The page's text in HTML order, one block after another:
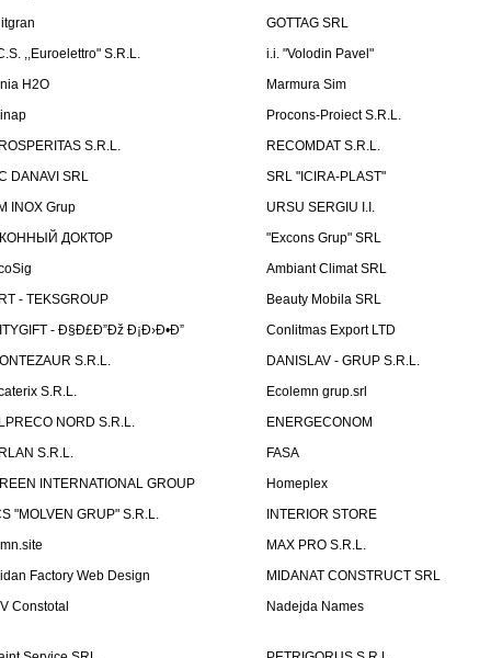
GOTTAG SRL
,,Euroelettro" S.R.L.
i.i. "Volodin Pavel"
H2O
Marmura Sim
Procons-Proiect S.R.L.
S.R.L.
RECOMDAT S.R.L.
DANAVI SRL
SRL "ICIRA-PLAST"
INOX Grup
URSU SERGIU I.I.
ДОКТОР
"Excons Grup" SRL
Ambiant Climat SRL
- TEKSGROUP
Beauty Mobila SRL
- Ð§Ð£Ð”Ðž Ð¡Ð›Ð•Ð”
Conlitmas Export LTD
S.R.L.
DANISLAV - GRUP S.R.L.
S.R.L.
Ecolemn grup.srl
NORD S.R.L.
ENERGECONOM
S.R.L.
FASA
INTERNATIONAL GROUP
Homeplex
"MOLVEN GRUP" S.R.L.
INTERIOR STORE
MAX PRO S.R.L.
Factory Web Design
MIDANAT CONSTRUCT SRL
Constotal
Nadejda Names